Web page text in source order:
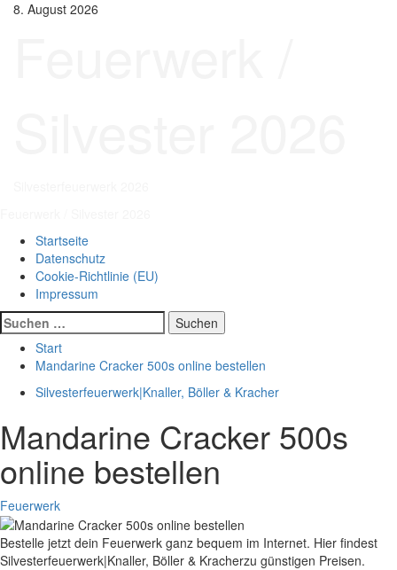
Zum8. August 2026
Startseite
Datenschutz
Cookie-Richtlinie (EU)
Impressum
Suchen
nach:
Start
Mandarine Cracker 500s online bestellen
Silvesterfeuerwerk|Knaller, Böller & Kracher
Mandarine Cracker 500s
online bestellen
Feuerwerk
Bestelle jetzt dein Feuerwerk ganz bequem im Internet. Hier findest
Silvesterfeuerwerk|Knaller, Böller & Kracherzu günstigen Preisen.